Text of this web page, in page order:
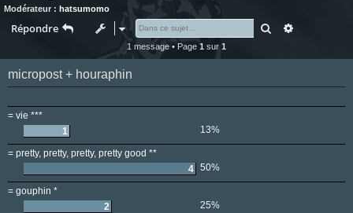
Modérateur : hatsumomo
Répondre Rechercher
1 message • Page 1 sur1
micropost + houraphin
= vie ***
1
13%
= pretty, pretty, pretty, pretty good **
4 50%
= gouphin *
2
25%